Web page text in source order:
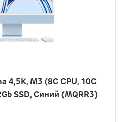
4,5K, M3 (8C CPU, 10C
SSD, Синий (MQRR3)